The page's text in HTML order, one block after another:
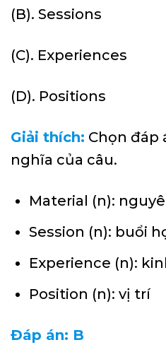
(B). Sessions
(C). Experiences
(D). Positions
Giải thích: Chọn đáp
nghĩa của câu.
Material (n):
Session (n): buổi
Experience (n):
Position (n): vị trí
Đáp án: B